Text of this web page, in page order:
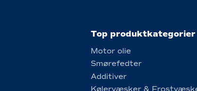
Top produktkategorier
Motor olie
Smørefedter
Additiver